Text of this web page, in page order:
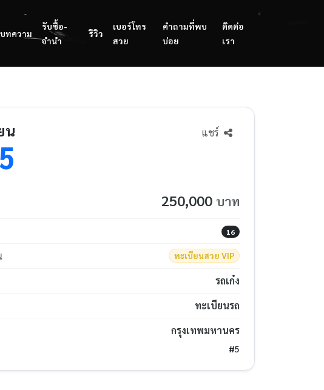
บทความ
รับซื้อ-
จำนำ
รีวิว
เบอร์โทร
สวย
คำถามที่พบ
บ่อย
ติดต่อ
เรา
น
5
แชร์
250,000 บาท
16
ทะเบียนสวย VIP
รถเก๋ง
ทะเบียนรถ
กรุงเทพมหานคร
#5